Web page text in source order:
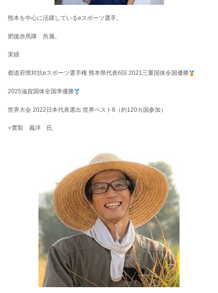
熊本を中心に活躍しているeスポーツ選手。
肥後赤馬隊 所属。
実績
都道府県対抗eスポーツ選手権 熊本県代表6回 2021三重国体全国優勝
2025滋賀国体全国準優勝
世界大会 2022日本代表選出 世界ベスト8（約120カ国参加）
⭐實取 義洋 氏